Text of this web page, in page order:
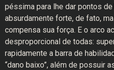
péssima para lhe dar pontos
absurdamente forte, de fato,
compensa sua força. E o arco
desproporcional de todas:
rapidamente a barra de
“dano baixo”, além de possuir